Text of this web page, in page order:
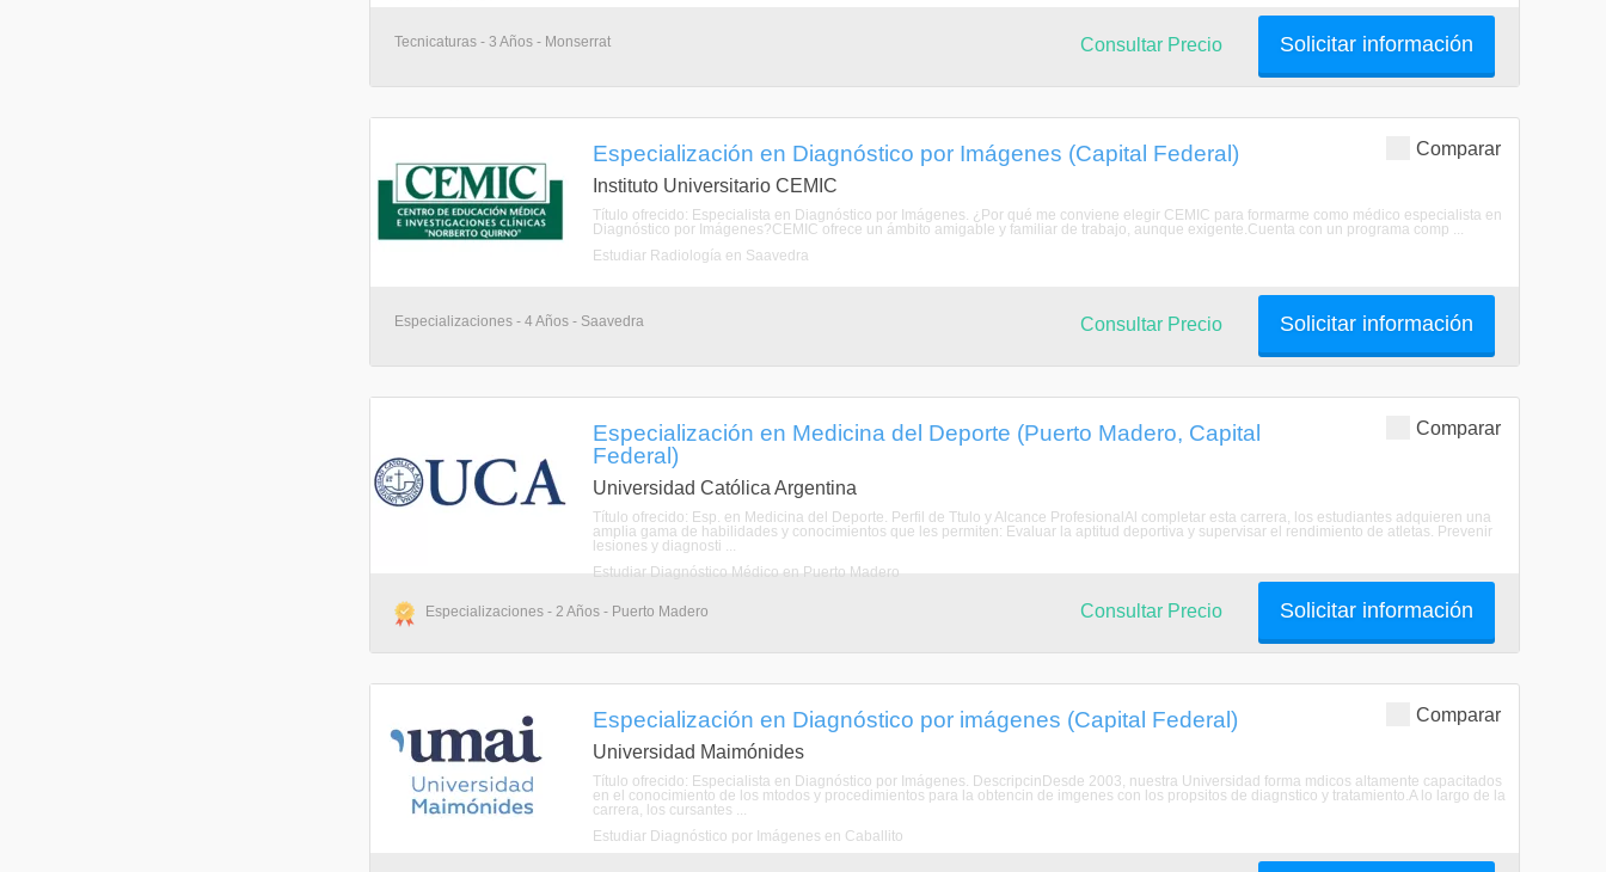
Tecnicaturas - 3 Años - Monserrat Solicitar información
Consultar Precio
Comparar
Especialización en Diagnóstico por Imágenes (Capital Federal)
Instituto Universitario CEMIC
Título ofrecido: Especialista en Diagnóstico por Imágenes. ¿Por qué me conviene elegir CEMIC para formarme como médico especialista en
Diagnóstico por Imágenes?CEMIC ofrece un ámbito amigable y familiar de trabajo, aunque exigente.Cuenta con un programa comp ...
Estudiar Radiología en Saavedra
Especializaciones - 4 Años - Saavedra Solicitar información
Consultar Precio
Comparar
Especialización en Medicina del Deporte (Puerto Madero, Capital
Federal)
Universidad Católica Argentina
Título ofrecido: Esp. en Medicina del Deporte. Perfil de Ttulo y Alcance ProfesionalAl completar esta carrera, los estudiantes adquieren una
amplia gama de habilidades y conocimientos que les permiten: Evaluar la aptitud deportiva y supervisar el rendimiento de atletas. Prevenir
lesiones y diagnosti ...
Estudiar Diagnóstico Médico en Puerto Madero
Especializaciones - 2 Años - Puerto Madero Solicitar información
Consultar Precio
Comparar
Especialización en Diagnóstico por imágenes (Capital Federal)
Universidad Maimónides
Título ofrecido: Especialista en Diagnóstico por Imágenes. DescripcinDesde 2003, nuestra Universidad forma mdicos altamente capacitados
en el conocimiento de los mtodos y procedimientos para la obtencin de imgenes con los propsitos de diagnstico y tratamiento.A lo largo de la
carrera, los cursantes ...
Estudiar Diagnóstico por Imágenes en Caballito